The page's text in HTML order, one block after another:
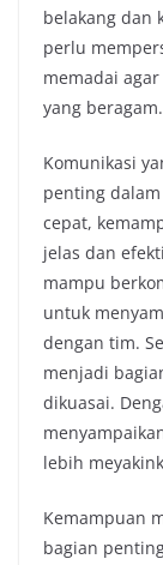
belakang dan
perlu
memadai
yang beragam.
Komunikasi
penting
cepat,
jelas dan
mampu
untuk
dengan tim.
menjadi
dikuasai.
lebih
Kemampuan
bagian